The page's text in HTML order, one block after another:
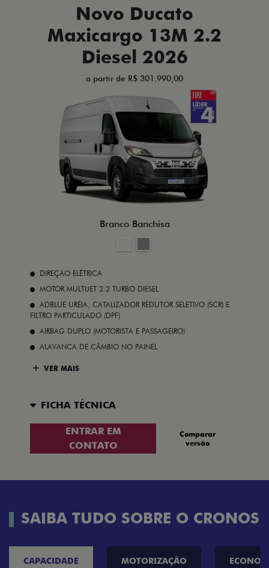
Novo Ducato
Maxicargo 13M 2.2
Diesel 2026
a partir de R$ 301.990,00
Branco Banchisa
DIREÇÃO ELÉTRICA
MOTOR MULTIJET 2.2 TURBO DIESEL
ADBLUE URÉIA, CATALIZADOR REDUTOR SELETIVO (SCR) E
FILTRO PARTICULADO (DPF)
AIRBAG DUPLO (MOTORISTA E PASSAGEIRO)
ALAVANCA DE CÂMBIO NO PAINEL
VER MAIS
FICHA TÉCNICA
ENTRAR EM
CONTATO
Comparar
versão
SAIBA TUDO SOBRE O CRONOS
CAPACIDADE MOTORIZAÇÃO